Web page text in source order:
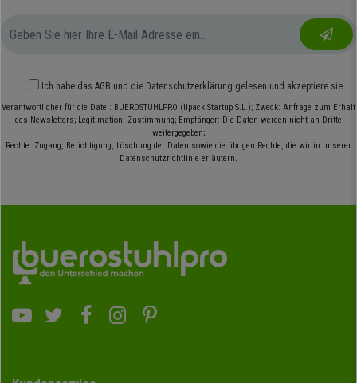
Ich habe das AGB und die Datenschutzerklärung gelesen und akzeptiere sie.
Verantwortlicher für die Datei: BUEROSTUHLPRO (Ilpack Startup S.L.); Zweck: Anfrage zum Erhalt
des Newsletters; Legitimation: Zustimmung; Empfänger: Die Daten werden nicht an Dritte
weitergegeben;
Rechte: Zugang, Berichtigung, Löschung der Daten sowie die übrigen Rechte, die wir in unserer
Datenschutzrichtlinie erläutern.